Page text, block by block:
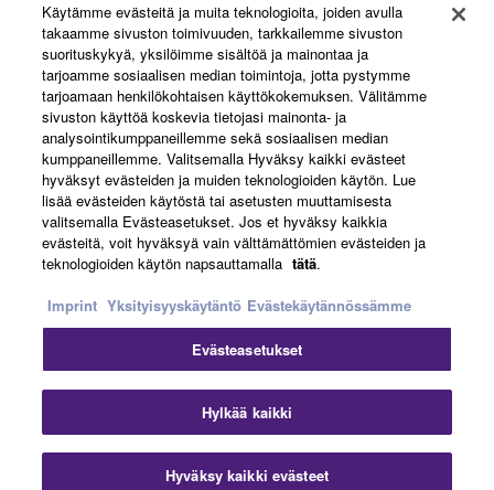
About Yamaha
Suomi - English
Business
Ottaa yhteyttäKäyttöehdotTietosuojakäytäntö
EvästekäytäntöJälki
© Yamaha Corporation.
Käytämme evästeitä ja muita teknologioita, joiden avulla
takaamme sivuston toimivuuden, tarkkailemme sivuston
suorituskykyä, yksilöimme sisältöä ja mainontaa ja
tarjoamme sosiaalisen median toimintoja, jotta pystymme
tarjoamaan henkilökohtaisen käyttökokemuksen. Välitämme
sivuston käyttöä koskevia tietojasi mainonta- ja
analysointikumppaneillemme sekä sosiaalisen median
kumppaneillemme. Valitsemalla Hyväksy kaikki evästeet
hyväksyt evästeiden ja muiden teknologioiden käytön. Lue
lisää evästeiden käytöstä tai asetusten muuttamisesta
valitsemalla Evästeasetukset. Jos et hyväksy kaikkia
evästeitä, voit hyväksyä vain välttämättömien evästeiden ja
teknologioiden käytön napsauttamalla tätä.
Imprint Yksityisyyskäytäntö Evästekäytännössämme
Evästeasetukset
Hylkää kaikki
Hyväksy kaikki evästeet